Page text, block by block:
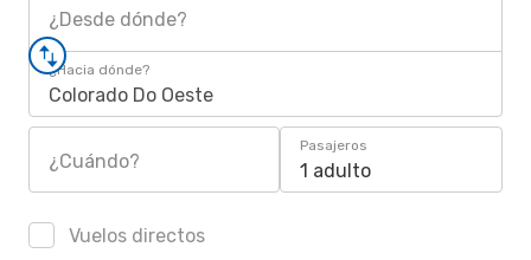
¿Desde dónde?
¿Hacia dónde?
Colorado Do Oeste
¿Cuándo?
Pasajeros
1 adulto
Vuelos directos